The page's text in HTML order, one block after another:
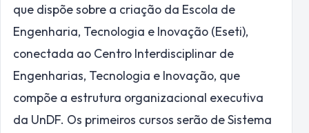
que dispõe sobre a criação da Escola de
Engenharia, Tecnologia e Inovação (Eseti),
conectada ao Centro Interdisciplinar de
Engenharias, Tecnologia e Inovação, que
compõe a estrutura organizacional executiva
da UnDF. Os primeiros cursos serão de Sistema